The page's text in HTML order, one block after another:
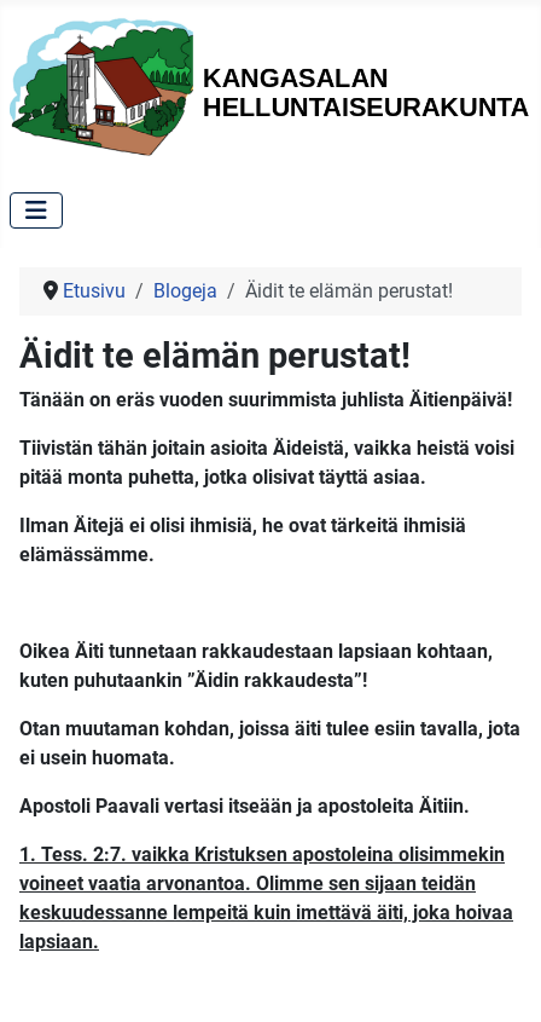
Etusivu Blogeja Äidit te elämän perustat!
Äidit te elämän perustat!
Tänään on eräs vuoden suurimmista juhlista Äitienpäivä!
Tiivistän tähän joitain asioita Äideistä, vaikka heistä voisi
pitää monta puhetta, jotka olisivat täyttä asiaa.
Ilman Äitejä ei olisi ihmisiä, he ovat tärkeitä ihmisiä
elämässämme.
Oikea Äiti tunnetaan rakkaudestaan lapsiaan kohtaan,
kuten puhutaankin ”Äidin rakkaudesta”!
Otan muutaman kohdan, joissa äiti tulee esiin tavalla, jota
ei usein huomata.
Apostoli Paavali vertasi itseään ja apostoleita Äitiin.
1. Tess. 2:7. vaikka Kristuksen apostoleina olisimmekin
voineet vaatia arvonantoa. Olimme sen sijaan teidän
keskuudessanne lempeitä kuin imettävä äiti, joka hoivaa
lapsiaan.